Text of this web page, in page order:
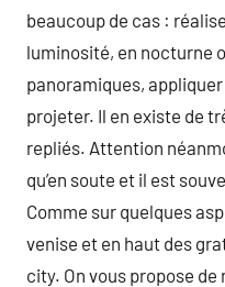
beaucoup de cas :
luminosité, en nocturne
panoramiques,
projeter. Il en existe de
repliés. Attention
qu’en soute et il est
Comme sur quelques
venise et en haut des
city. On vous propose de